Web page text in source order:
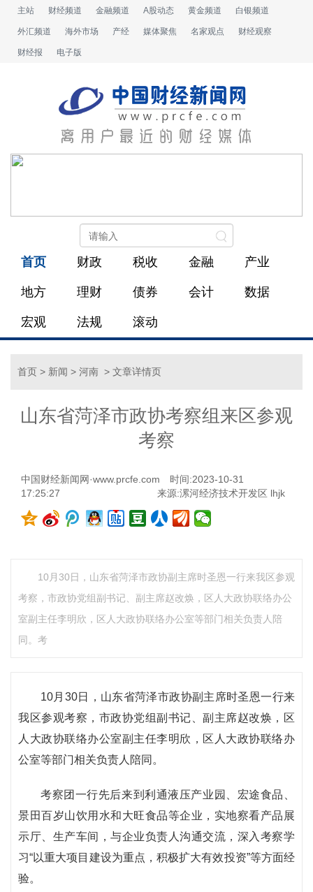
主站 财经频道 金融频道 A股动态 黄金频道 白银频道
外汇频道 海外市场 产经 媒体聚焦 名家观点 财经观察
财经报 电子版
首页 财政 税收 金融 产业
地方 理财 债券 会计 数据
宏观 法规 滚动
首页 > 新闻 > 河南 > 文章详情页
山东省菏泽市政协考察组来区参观
考察
中国财经新闻网·www.prcfe.com
时间:2023-10-31
17:25:27
来源:漯河经济技术开发区 lhjk
10月30日，山东省菏泽市政协副主席时圣恩一行来我区参观
考察，市政协党组副书记、副主席赵改焕，区人大政协联络办公
室副主任李明欣，区人大政协联络办公室等部门相关负责人陪
同。考
10月30日，山东省菏泽市政协副主席时圣恩一行来
我区参观考察，市政协党组副书记、副主席赵改焕，区
人大政协联络办公室副主任李明欣，区人大政协联络办
公室等部门相关负责人陪同。
考察团一行先后来到利通液压产业园、宏途食品、
景田百岁山饮用水和大旺食品等企业，实地察看产品展
示厅、生产车间，与企业负责人沟通交流，深入考察学
习“以重大项目建设为重点，积极扩大有效投资”等方面经
验。